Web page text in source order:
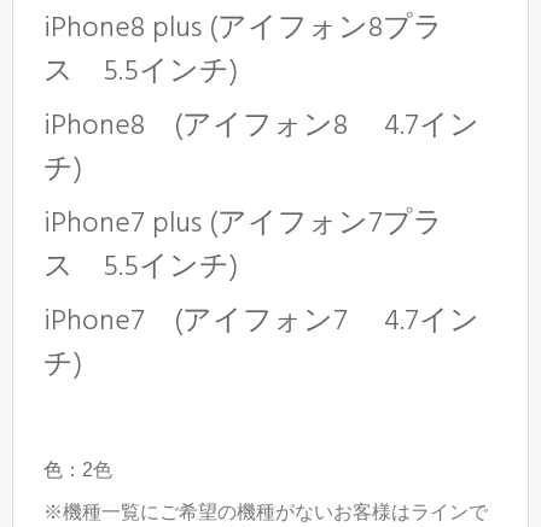
iPhone8 plus (アイフォン8プラ
ス 5.5インチ)
iPhone8 (アイフォン8 4.7イン
チ)
iPhone7 plus (アイフォン7プラ
ス 5.5インチ)
iPhone7 (アイフォン7 4.7イン
チ)
色：2色
※機種一覧にご希望の機種がないお客様はラインで